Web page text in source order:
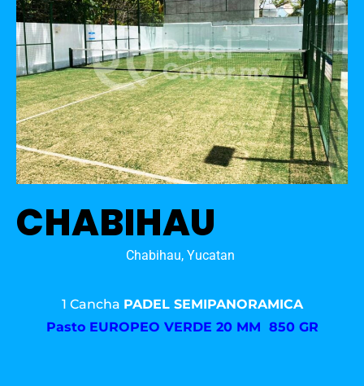
CHABIHAU
Chabihau, Yucatan
1 Cancha PADEL SEMIPANORAMICA
Pasto EUROPEO VERDE 20 MM 850 GR